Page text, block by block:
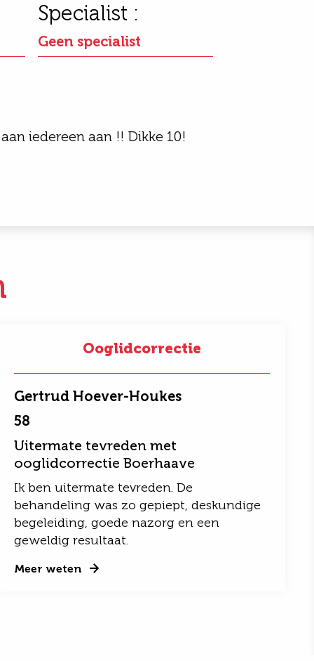
Specialist :
Geen specialist
iedereen aan !! Dikke 10!
Ooglidcorrectie
Gertrud Hoever-Houkes
58
Uitermate tevreden met
ooglidcorrectie Boerhaave
Ik ben uitermate tevreden. De
behandeling was zo gepiept, deskundige
begeleiding, goede nazorg en een
geweldig resultaat.
Meer weten